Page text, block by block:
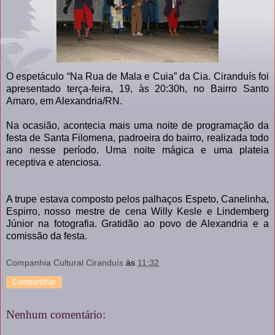
O espetáculo “Na Rua de Mala e Cuia” da Cia. Ciranduís foi
apresentado terça-feira, 19, às 20:30h, no Bairro Santo
Amaro, em Alexandria/RN.
Na ocasião, acontecia mais uma noite de programação da
festa de Santa Filomena, padroeira do bairro, realizada todo
ano nesse período. Uma noite mágica e uma plateia
receptiva e atenciosa.
A trupe estava composto pelos palhaços Espeto, Canelinha,
Espirro, nosso mestre de cena Willy Kesle e Lindemberg
Júnior na fotografia. Gratidão ao povo de Alexandria e a
comissão da festa.
Companhia Cultural Ciranduís às 11:32
Compartilhar
Nenhum comentário: